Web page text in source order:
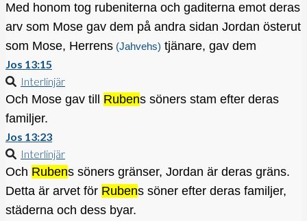
Med honom tog rubeniterna och gaditerna emot deras
arv som Mose gav dem på andra sidan Jordan österut
som Mose, Herrens (Jahvehs) tjänare, gav dem
Jos 13:15
Interlinjär
Och Mose gav till Rubens söners stam efter deras
familjer.
Jos 13:23
Interlinjär
Och Rubens söners gränser, Jordan är deras gräns.
Detta är arvet för Rubens söner efter deras familjer,
städerna och dess byar.